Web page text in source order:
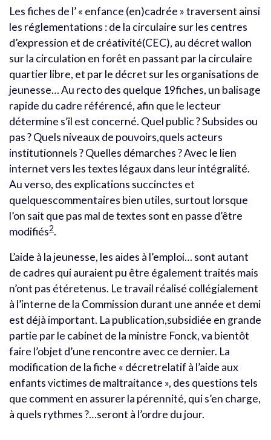
Les fiches de l’ « enfance (en)cadrée » traversent ainsi
les réglementations : de la circulaire sur les centres
d’expression et de créativité(CEC), au décret wallon
sur la circulation en forêt en passant par la circulaire
quartier libre, et par le décret sur les organisations de
jeunesse… Au recto des quelque 19fiches, un balisage
rapide du cadre référencé, afin que le lecteur
détermine s’il est concerné. Quel public ? Subsides ou
pas ? Quels niveaux de pouvoirs,quels acteurs
institutionnels ? Quelles démarches ? Avec le lien
internet vers les textes légaux dans leur intégralité.
Au verso, des explications succinctes et
quelquescommentaires bien utiles, surtout lorsque
l’on sait que pas mal de textes sont en passe d’être
modifiés2.
L’aide à la jeunesse, les aides à l’emploi… sont autant
de cadres qui auraient pu être également traités mais
n’ont pas étéretenus. Le travail réalisé collégialement
à l’interne de la Commission durant une année et demi
est déjà important. La publication,subsidiée en grande
partie par le cabinet de la ministre Fonck, va bientôt
faire l’objet d’une rencontre avec ce dernier. La
modification de la fiche « décretrelatif à l’aide aux
enfants victimes de maltraitance », des questions tels
que comment en assurer la pérennité, qui s’en charge,
à quels rythmes ?…seront à l’ordre du jour.